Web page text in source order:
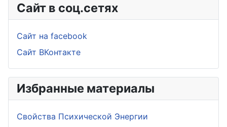
Сайт в соц.сетях
Сайт на facebook
Сайт ВКонтакте
Избранные материалы
Свойства Психической Энергии